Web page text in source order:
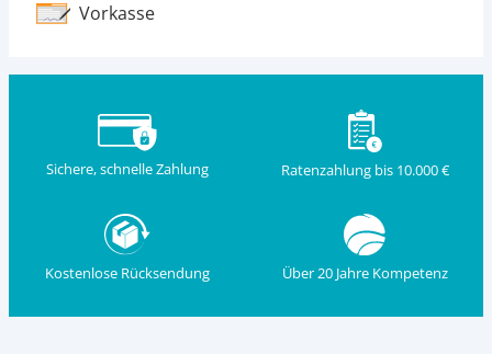
Vorkasse
Sichere, schnelle Zahlung Ratenzahlung bis 10.000 €
Kostenlose Rücksendung Über 20 Jahre Kompetenz